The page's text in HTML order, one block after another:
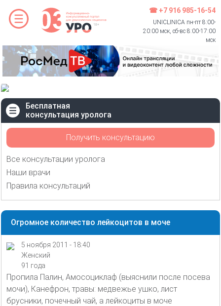
☎ +7 916 985-16-54
UNICLINICA пн-пт 8:00-
20:00 мск, сб-вс 8:00-17:00
мск
Бесплатная
консультация уролога
Получить консультацию
Все консультации уролога
Наши врачи
Правила консультаций
Огромное количество лейкоцитов в моче
5 ноября 2011 - 18:40
Женский
91 года
Пропила Палин, Амосоциклаф (выяснили после посева
мочи), Канефрон, травы: медвежье ушко, лист
брусники, почечный чай, а лейкоциты в моче